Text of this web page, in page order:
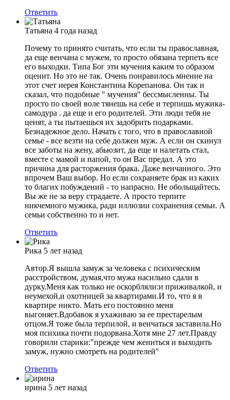
Ответить
Татьяна 4 года назад
Почему то принято считать, что если ты православная,
да еще венчана с мужем, то просто обязана терпеть все
его выходки. Типа Бог эти мучения каким то образом
оценит. Но это не так. Очень понравилось мнение на
этот счет иерея Константина Корепанова. Он так и
сказал, что подобные " мучения" бессмысленны. Ты
просто по своей воле тянешь на себе и терпишь мужика-
самодура . да еще и его родителей. Эти люди тебя не
ценят, а ты пытаешься их задобрить подарками.
Безнадежное дело. Начать с того, что в православной
семье - все везти на себе должен муж. А если он скинул
все заботы на жену, абьюзит, да еще и налетать стал,
вместе с мамой и папой, то он Вас предал. А это
причина для расторжения брака. Даже венчанного. Это
впрочем Ваш выбор. Но если сохраняете брак из каких
то благих побуждений - то напрасно. Не обольщайтесь.
Вы же не за веру страдаете. А просто терпите
никчемного мужика, ради иллюзии сохранения семьи. А
семьи собственно то и нет.
Ответить
Рика 5 лет назад
Автор.Я вышла замуж за человека с психическим
расстройством, думая,что мужа насильно сдали в
дурку.Меня как только не оскорбляли:и приживалкой, и
неумехой,и охотницей за квартирами.И то, что я в
квартире никто. Мать его постоянно меня
выгоняет.Вдобавок я ухаживаю за ее престарелым
отцом.Я тоже была терпилой, и венчаться заставила.Но
моя психика почти подорвана.Хотя мне 27 лет.Правду
говорили старики:"прежде чем жениться и выходить
замуж, нужно смотреть на родителей"
Ответить
ирина 5 лет назад